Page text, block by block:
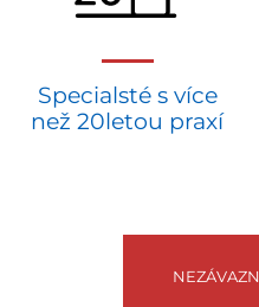
Specialsté s více
než 20letou praxí